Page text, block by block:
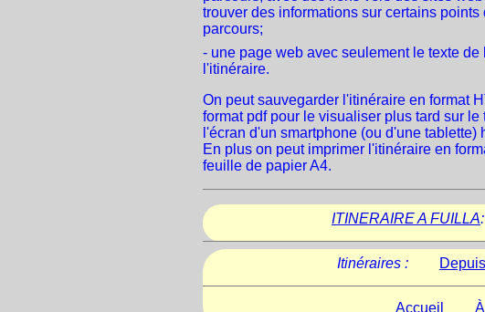
trouver des informations sur certains points
parcours;
- une page web avec seulement le texte
l'itinéraire.
On peut sauvegarder l'itinéraire en format
format pdf pour le visualiser plus tard sur le
l'écran d'un smartphone (ou d'une tablette)
En plus on peut imprimer l'itinéraire en
feuille de papier A4.
ITINERAIRE A FUILLA:
Itinéraires :
Accueil